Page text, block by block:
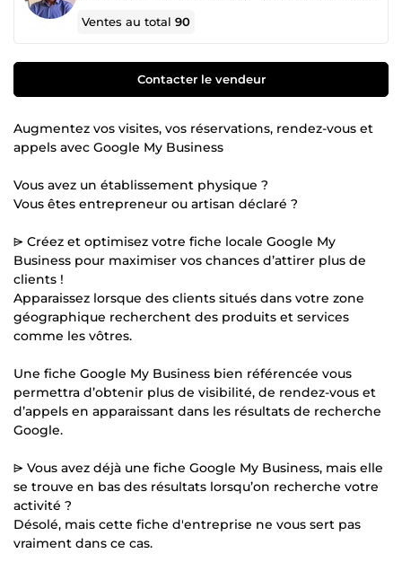
Ventes au total90
Contacter le vendeur
Augmentez vos visites, vos réservations, rendez-vous et
appels avec Google My Business
Vous avez un établissement physique ?
Vous êtes entrepreneur ou artisan déclaré ?
⩥ Créez et optimisez votre fiche locale Google My
Business pour maximiser vos chances d’attirer plus de
clients !
Apparaissez lorsque des clients situés dans votre zone
géographique recherchent des produits et services
comme les vôtres.
Une fiche Google My Business bien référencée vous
permettra d’obtenir plus de visibilité, de rendez-vous et
d’appels en apparaissant dans les résultats de recherche
Google.
⩥ Vous avez déjà une fiche Google My Business, mais elle
se trouve en bas des résultats lorsqu’on recherche votre
activité ?
Désolé, mais cette fiche d'entreprise ne vous sert pas
vraiment dans ce cas.